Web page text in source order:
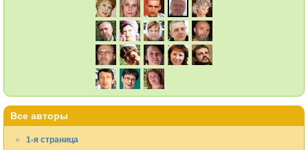
Все авторы
1-я страница